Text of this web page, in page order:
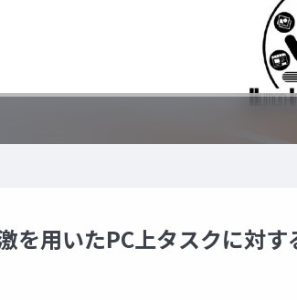
を用いたPC上タスクに対